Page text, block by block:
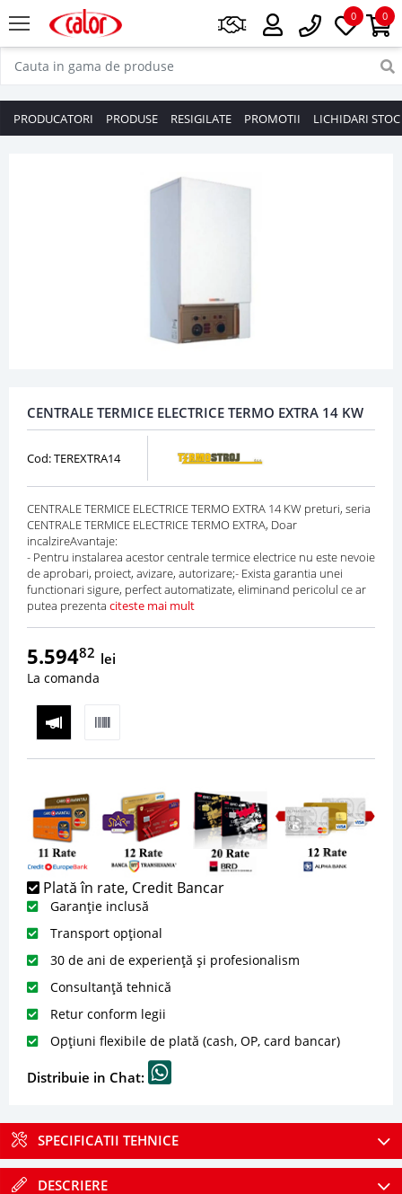
0
0
PRODUCATORI PRODUSE RESIGILATE PROMOTII LICHIDARI STOC
CENTRALE TERMICE ELECTRICE TERMO EXTRA 14 KW
Cod: TEREXTRA14
CENTRALE TERMICE ELECTRICE TERMO EXTRA 14 KW preturi, seria
CENTRALE TERMICE ELECTRICE TERMO EXTRA, Doar
incalzireAvantaje:
- Pentru instalarea acestor centrale termice electrice nu este nevoie
de aprobari, proiect, avizare, autorizare;- Exista garantia unei
functionari sigure, perfect automatizate, eliminand pericolul ce ar
putea prezenta citeste mai mult
5.59482 lei
La comanda
Plată în rate, Credit Bancar
Garanție inclusă
Transport opțional
30 de ani de experiență și profesionalism
Consultanță tehnică
Retur conform legii
Opțiuni flexibile de plată (cash, OP, card bancar)
Distribuie in Chat:
SPECIFICATII TEHNICE
DESCRIERE